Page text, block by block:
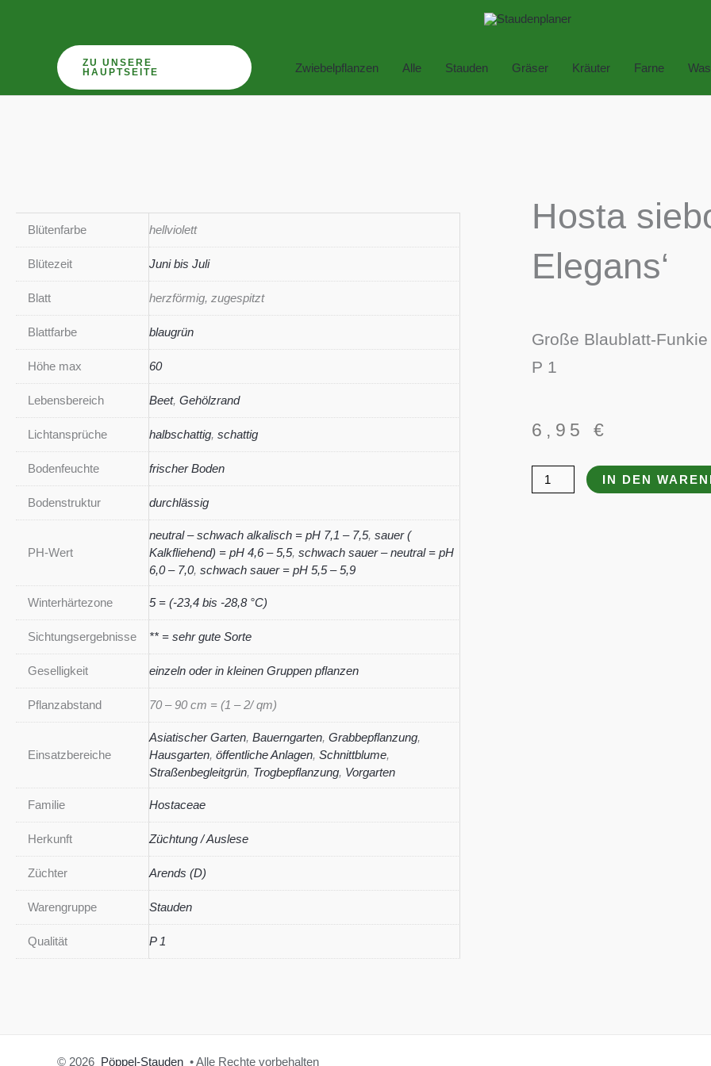
ZU UNSERE
HAUPTSEITE
Zwiebelpflanzen Alle Stauden Gräser Kräuter Farne
Blütenfarbe hellviolett
Blütezeit Juni bis Juli
Blatt herzförmig, zugespitzt
Blattfarbe blaugrün
Höhe max 60
Lebensbereich Beet, Gehölzrand
Lichtansprüche halbschattig, schattig
Bodenfeuchte frischer Boden
Bodenstruktur durchlässig
PH-Wert
neutral – schwach alkalisch = pH 7,1 – 7,5, sauer (
Kalkfliehend) = pH 4,6 – 5,5, schwach sauer – neutral = pH
6,0 – 7,0, schwach sauer = pH 5,5 – 5,9
Winterhärtezone 5 = (-23,4 bis -28,8 °C)
Sichtungsergebnisse ** = sehr gute Sorte
Geselligkeit einzeln oder in kleinen Gruppen pflanzen
Pflanzabstand 70 – 90 cm = (1 – 2/ qm)
Einsatzbereiche
Asiatischer Garten, Bauerngarten, Grabbepflanzung,
Hausgarten, öffentliche Anlagen, Schnittblume,
Straßenbegleitgrün, Trogbepflanzung, Vorgarten
Familie Hostaceae
Herkunft Züchtung / Auslese
Züchter Arends (D)
Warengruppe Stauden
Qualität P 1
Hosta
Elegans‘
Große Blaublatt-Funkie
P 1
6,95 €
Hosta
sieboldiana
IN DEN
© 2026 Pöppel-Stauden • Alle Rechte vorbehalten